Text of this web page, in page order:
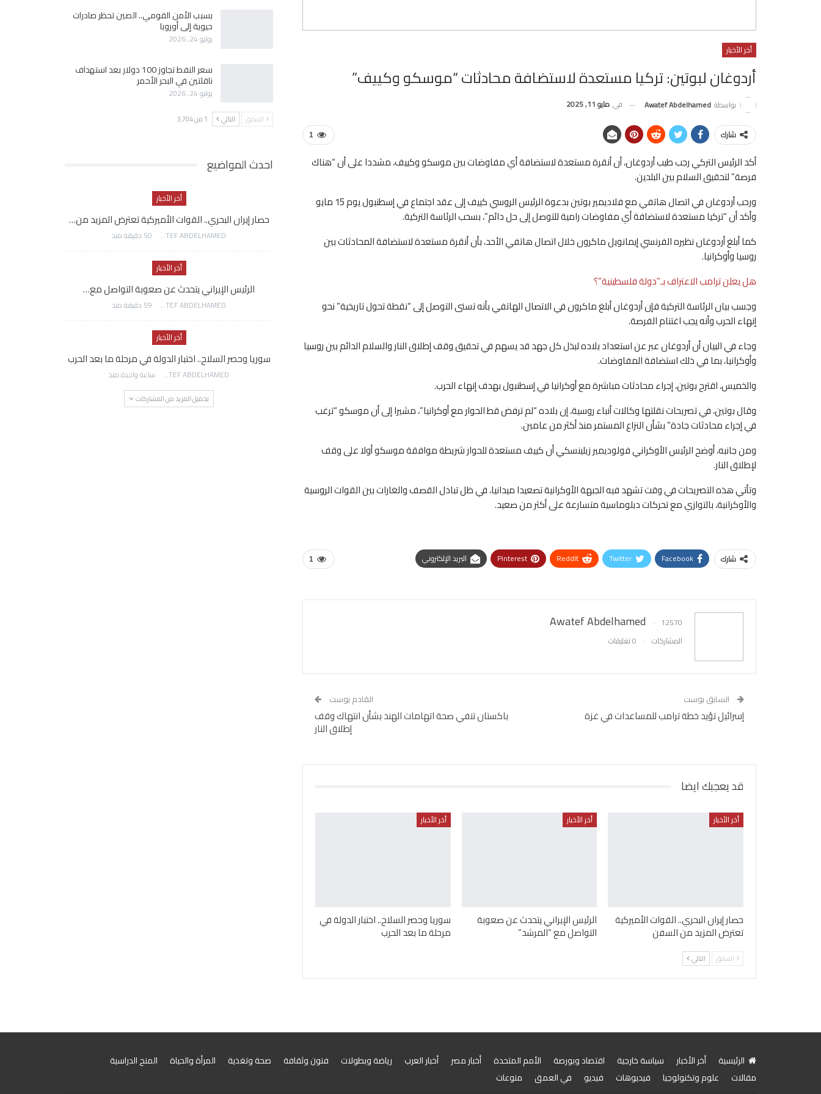
أخر الأخبار
أردوغان لبوتين: تركيا مستعدة لاستضافة محادثات “موسكو وكييف”
بواسطة Awatef Abdelhamed في مايو 11, 2025
1 شارك
أكد الرئيس التركي رجب طيب أردوغان، أن أنقرة مستعدة لاستضافة أي مفاوضات بين موسكو وكييف، مشددا على أن “هناك
فرصة” لتحقيق السلام بين البلدين.
ورحب أردوغان في اتصال هاتفي مع فلاديمير بوتين بدعوة الرئيس الروسي كييف إلى عقد اجتماع في إسطنبول يوم 15 مايو
وأكد أن “تركيا مستعدة لاستضافة أي مفاوضات رامية للتوصل إلى حل دائم”، بسحب الرئاسة التركية.
كما أبلغ أردوغان نظيره الفرنسي إيمانويل ماكرون خلال اتصال هاتفي الأحد، بأن أنقرة مستعدة لاستضافة المحادثات بين
روسيا وأوكرانيا.
هل يعلن ترامب الاعتراف بـ”دولة فلسطينية”؟
وجسب بيان الرئاسة التركية فإن أردوغان أبلغ ماكرون في الاتصال الهاتفي بأنه تسنى التوصل إلى “نقطة تحول تاريخية” نحو
إنهاء الحرب وأنه يجب اغتنام الفرصة.
وجاء في البيان أن أردوغان عبر عن استعداد بلاده لبذل كل جهد قد يسهم في تحقيق وقف إطلاق النار والسلام الدائم بين روسيا
وأوكرانيا، بما في ذلك استضافة المفاوضات.
والخميس، اقترح بوتين، إجراء محادثات مباشرة مع أوكرانيا في إسطنبول بهدف إنهاء الحرب.
وقال بوتين، في تصريحات نقلتها وكالات أنباء روسية، إن بلاده “لم ترفض قط الحوار مع أوكرانيا”، مشيرا إلى أن موسكو “ترغب
في إجراء محادثات جادة” بشأن النزاع المستمر منذ أكثر من عامين.
ومن جانبه، أوضح الرئيس الأوكراني فولوديمير زيلينسكي أن كييف مستعدة للحوار شريطة موافقة موسكو أولا على وقف
لإطلاق النار.
وتأتي هذه التصريحات في وقت تشهد فيه الجبهة الأوكرانية تصعيدا ميدانيا، في ظل تبادل القصف والغارات بين القوات الروسية
والأوكرانية، بالتوازي مع تحركات دبلوماسية متسارعة على أكثر من صعيد.
1 شارك Facebook
Twitter
ReddIt
Pinterest البريد الإلكتروني
Awatef Abdelhamed
12570
المشاركات
0 تعليقات
السابق بوست
إسرائيل تؤيد خطة ترامب للمساعدات في غزة
القادم بوست
باكستان تنفي صحة اتهامات الهند بشأن انتهاك وقف
إطلاق النار
قد يعجبك ايضا
أخر الأخبار
حصار إيران البحري.. القوات الأميركية
تعترض المزيد من السفن
أخر الأخبار
الرئيس الإيراني يتحدث عن صعوبة
التواصل مع “المرشد”
أخر الأخبار
سوريا وحصر السلاح.. اختبار الدولة في
مرحلة ما بعد الحرب
السابق التالي
بسبب الأمن القومي.. الصين تحظر صادرات
حيوية إلى أوروبا
يوليو 24, 2026
سعر النفط تجاوز 100 دولار بعد استهداف
ناقلتين في البحر الأحمر
يوليو 24, 2026
السابق التالي 1 من 3٬704
احدث المواضيع
أخر الأخبار
حصار إيران البحري.. القوات الأميركية تعترض المزيد من…
AWATEF ABDELHAMED 50 دقيقة منذ
أخر الأخبار
الرئيس الإيراني يتحدث عن صعوبة التواصل مع…
AWATEF ABDELHAMED 59 دقيقة منذ
أخر الأخبار
سوريا وحصر السلاح.. اختبار الدولة في مرحلة ما بعد الحرب
AWATEF ABDELHAMED ساعة واحدة منذ
تحميل المزيد من المشاركات
الرئيسية أخر الأخبار سياسة خارجية اقتصاد وبورصة الأمم المتحدة أخبار مصر أخبار العرب رياضة وبطولات فنون وثقافة صحة وتغذية المرأة والحياة
المنح الدراسية
مقالات
علوم وتكنولوجيا فيديوهات فيديو في العمق منوعات